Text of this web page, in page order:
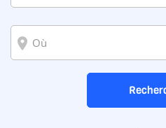
room